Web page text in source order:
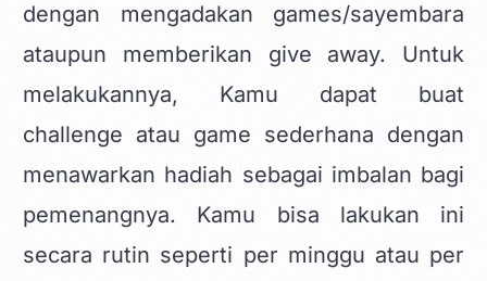
dengan mengadakan games/sayembara
ataupun memberikan give away. Untuk
melakukannya, Kamu dapat buat
challenge atau game sederhana dengan
menawarkan hadiah sebagai imbalan bagi
pemenangnya. Kamu bisa lakukan ini
secara rutin seperti per minggu atau per